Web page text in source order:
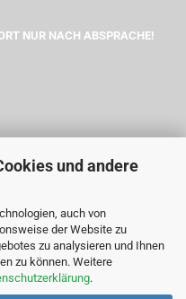
und andere
auch von
der Website zu
zu analysieren und Ihnen
zu können. Weitere
.
NUR NACH ABSPRACHE!